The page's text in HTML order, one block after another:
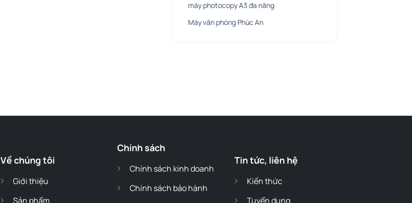
máy photocopy A3 đa năng
Máy văn phòng Phúc An
Về chúng tôi
Giới thiệu
Sản phẩm
Chính sách
Chính sách kinh doanh
Chính sách bảo hành
Tin tức, liên hệ
Kiến thức
Tuyển dụng